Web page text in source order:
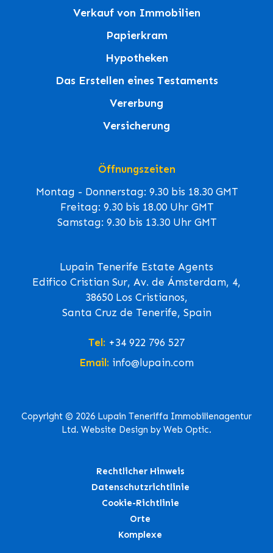
Verkauf von Immobilien
Papierkram
Hypotheken
Das Erstellen eines Testaments
Vererbung
Versicherung
Öffnungszeiten
Montag - Donnerstag: 9.30 bis 18.30 GMT
Freitag: 9.30 bis 18.00 Uhr GMT
Samstag: 9.30 bis 13.30 Uhr GMT
Lupain Tenerife Estate Agents
Edifico Cristian Sur, Av. de Ámsterdam, 4,
38650 Los Cristianos,
Santa Cruz de Tenerife, Spain
Tel: +34 922 796 527
Email: info@lupain.com
Copyright © 2026 Lupain Teneriffa Immobilienagentur
Ltd. Website Design by Web Optic.
Rechtlicher Hinweis
Datenschutzrichtlinie
Cookie-Richtlinie
Orte
Komplexe